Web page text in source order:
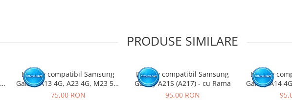
PRODUSE SIMILARE
Display compatibil Samsung
Galaxy A13 4G, A23 4G, M23 5G,
M33 5G (A137 / A135 / A235 /
75,00 RON
Display compatibil Samsung
Galaxy A21S (A217) - cu Rama
95,00 RON
Display
Galaxy A14
cu